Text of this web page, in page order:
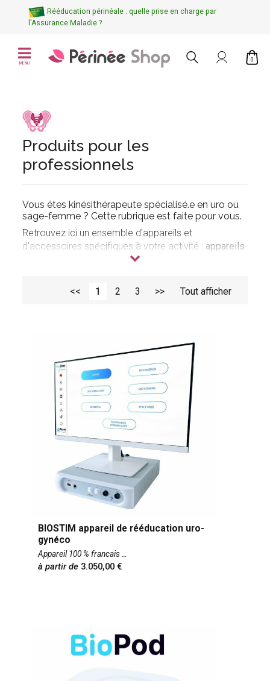
Rééducation périnéale : quelle prise en charge par
l'Assurance Maladie ?
MENU
0
Produits pour les
professionnels
Vous êteskinésithérapeute spécialisé.e en uro ou
sage-femme ? Cette rubrique est faite pour vous.
Retrouvez ici un ensemble d'appareils et
d'accessoires spécifiques à votre activité : appareils
sondes uro-gynécologiques
types de câbles et adaptateurs , etc.
Tout afficher
<< 1 2 3 >>
BIOSTIM appareil de rééducation uro-
gynéco
Appareil 100 % francais
à partir de 3.050,00